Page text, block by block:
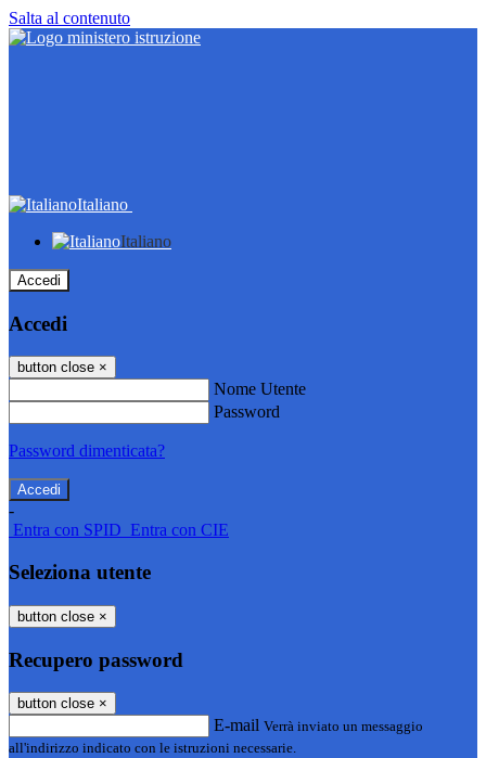
Salta al contenuto
Italiano
Italiano
Accedi
Accedi
button close ×
Nome Utente
Password
Password dimenticata?
-
Entra con SPID Entra con CIE
Seleziona utente
button close ×
Recupero password
button close ×
E-mail Verrà inviato un messaggio
all'indirizzo indicato con le istruzioni necessarie.